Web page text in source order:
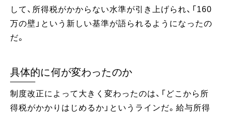
して、所得税がかからない水準が引き上げられ、「160
万の壁」という新しい基準が語られるようになったの
だ。
具体的に何が変わったのか
制度改正によって大きく変わったのは、「どこから所
得税がかかりはじめるか」というラインだ。給与所得